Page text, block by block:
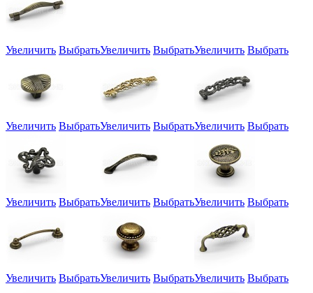
Увеличить ВыбратьУвеличить ВыбратьУвеличить Выбрать
Увеличить ВыбратьУвеличить ВыбратьУвеличить Выбрать
Увеличить ВыбратьУвеличить ВыбратьУвеличить Выбрать
Увеличить ВыбратьУвеличить ВыбратьУвеличить Выбрать